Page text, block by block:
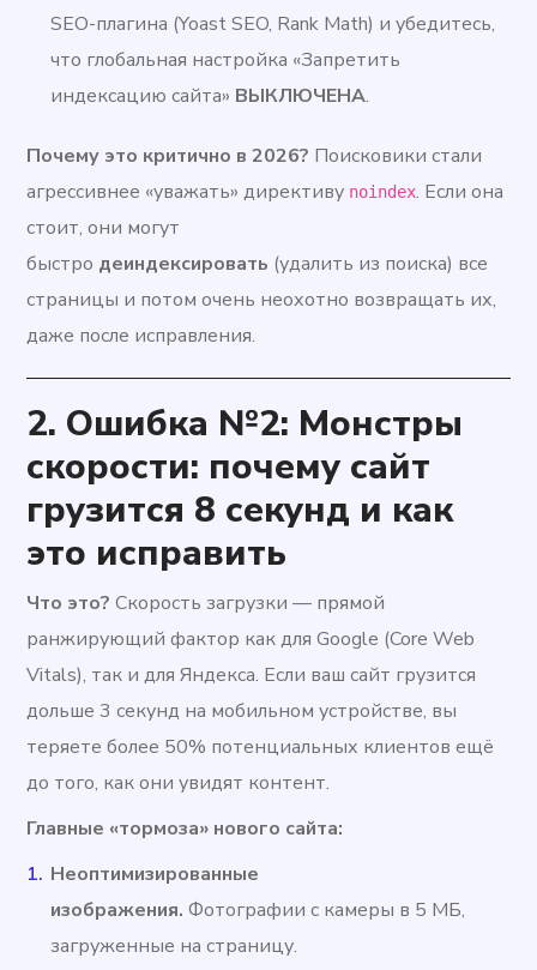
SEO-плагина (Yoast SEO, Rank Math) и убедитесь,
что глобальная настройка «Запретить
индексацию сайта» ВЫКЛЮЧЕНА.
Почему это критично в 2026? Поисковики стали
агрессивнее «уважать» директиву noindex. Если она
стоит, они могут
быстро деиндексировать (удалить из поиска) все
страницы и потом очень неохотно возвращать их,
даже после исправления.
2. Ошибка №2: Монстры
скорости: почему сайт
грузится 8 секунд и как
это исправить
Что это? Скорость загрузки — прямой
ранжирующий фактор как для Google (Core Web
Vitals), так и для Яндекса. Если ваш сайт грузится
дольше 3 секунд на мобильном устройстве, вы
теряете более 50% потенциальных клиентов ещё
до того, как они увидят контент.
Главные «тормоза» нового сайта:
Неоптимизированные
изображения. Фотографии с камеры в 5 МБ,
загруженные на страницу.